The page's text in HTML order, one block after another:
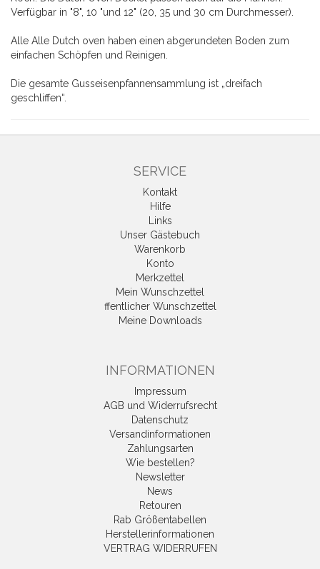
Verfügbar in "8", 10 "und 12" (20, 35 und 30 cm Durchmesser).
Alle Alle Dutch oven haben einen abgerundeten Boden zum
einfachen Schöpfen und Reinigen.
Die gesamte Gusseisenpfannensammlung ist „dreifach
geschliffen“.
SERVICE
Kontakt
Hilfe
Links
Unser Gästebuch
Warenkorb
Konto
Merkzettel
Mein Wunschzettel
ffentlicher Wunschzettel
Meine Downloads
INFORMATIONEN
Impressum
AGB und Widerrufsrecht
Datenschutz
Versandinformationen
Zahlungsarten
Wie bestellen?
Newsletter
News
Retouren
Rab Größentabellen
Herstellerinformationen
VERTRAG WIDERRUFEN